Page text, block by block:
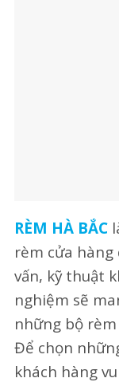
RÈM HÀ BẮC
rèm cửa hàng
vấn, kỹ thuật
nghiệm sẽ
những bộ
Để chọn
khách hàng